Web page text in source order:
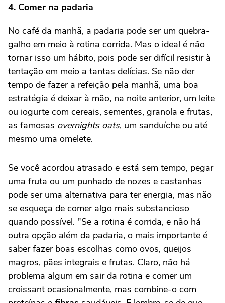
4. Comer na padaria
No café da manhã, a padaria pode ser um quebra-
galho em meio à rotina corrida. Mas o ideal é não
tornar isso um hábito, pois pode ser difícil resistir à
tentação em meio a tantas delícias. Se não der
tempo de fazer a refeição pela manhã, uma boa
estratégia é deixar à mão, na noite anterior, um leite
ou iogurte com cereais, sementes, granola e frutas,
as famosas overnights oats, um sanduíche ou até
mesmo uma omelete.
Se você acordou atrasado e está sem tempo, pegar
uma fruta ou um punhado de nozes e castanhas
pode ser uma alternativa para ter energia, mas não
se esqueça de comer algo mais substancioso
quando possível. "Se a rotina é corrida, e não há
outra opção além da padaria, o mais importante é
saber fazer boas escolhas como ovos, queijos
magros, pães integrais e frutas. Claro, não há
problema algum em sair da rotina e comer um
croissant ocasionalmente, mas combine-o com